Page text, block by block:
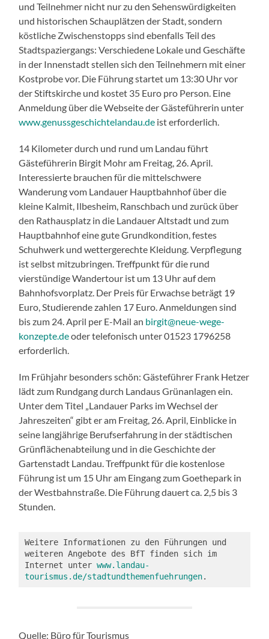
und Teilnehmer nicht nur zu den Sehenswürdigkeiten
und historischen Schauplätzen der Stadt, sondern
köstliche Zwischenstopps sind ebenfalls Teil des
Stadtspaziergangs: Verschiedene Lokale und Geschäfte
in der Innenstadt stellen sich den Teilnehmern mit einer
Kostprobe vor. Die Führung startet um 13:30 Uhr vor
der Stiftskirche und kostet 35 Euro pro Person. Eine
Anmeldung über die Webseite der Gästeführerin unter
www.genussgeschichtelandau.de ist erforderlich.
14 Kilometer durch und rund um Landau führt
Gästeführerin Birgit Mohr am Freitag, 26. April.
Interessierte brauchen für die mittelschwere
Wanderung vom Landauer Hauptbahnhof über die
kleine Kalmit, Ilbesheim, Ranschbach und zurück über
den Rathausplatz in die Landauer Altstadt und zum
Hauptbahnhof eine gute Grundkondition, festes
Schuhwerk und wettergerechte Kleidung. Verpflegung
ist selbst mitzubringen. Treffpunkt für die rund
vierstündige Wandertour ist um 13 Uhr auf dem
Bahnhofsvorplatz. Der Preis für Erwachse beträgt 19
Euro, Studierende zahlen 17 Euro. Anmeldungen sind
bis zum 24. April per E-Mail an birgit@neue-wege-
konzepte.deoder telefonisch unter 01523 1796258
erforderlich.
Im Frühjahr besonders schön: Gästeführer Frank Hetzer
lädt zum Rundgang durch Landaus Grünanlagen ein.
Unter dem Titel „Landauer Parks im Wechsel der
Jahreszeiten“ gibt er am Freitag, 26. April, Einblicke in
seine langjährige Berufserfahrung in der städtischen
Grünflächenabteilung und in die Geschichte der
Gartenstadt Landau. Treffpunkt für die kostenlose
Führung ist um 15 Uhr am Eingang zum Goethepark in
der Westbahnstraße. Die Führung dauert ca. 2,5 bis 3
Stunden.
Weitere Informationen zu den Führungen und
weiteren Angebote des BfT finden sich im
Internet unter www.landau-
tourismus.de/stadtundthemenfuehrungen.
Quelle: Büro für Tourismus